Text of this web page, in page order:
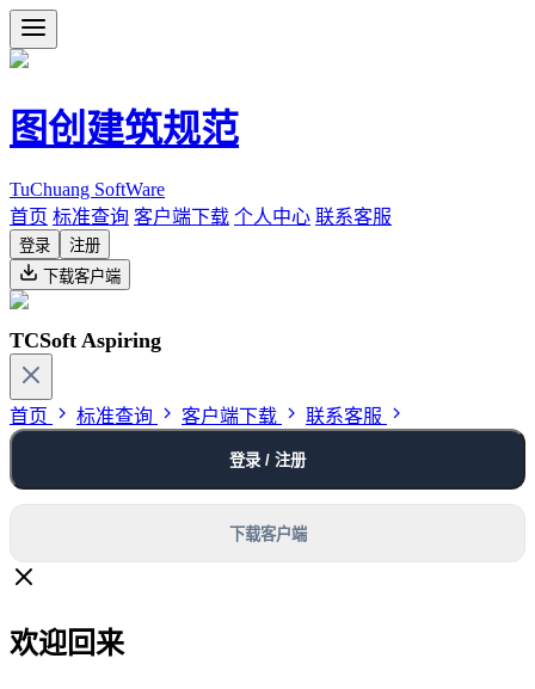
图创建筑规范
TuChuang SoftWare
首页 标准查询 客户端下载 个人中心 联系客服
登录
注册
下载客户端
TCSoft Aspiring
首页 标准查询 客户端下载 联系客服
登录 / 注册
下载客户端
欢迎回来